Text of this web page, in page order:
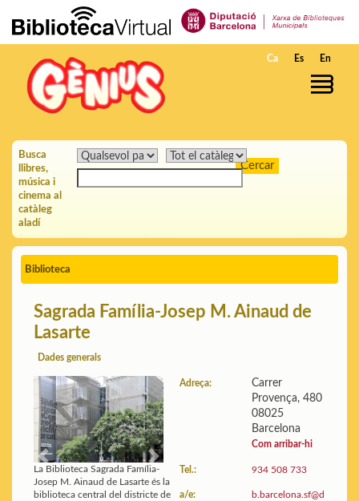
Salta al contingut principal
Ca Es En
Busca
llibres,
música i
cinema al
catàleg
aladí
Biblioteca
Sagrada Família-Josep M. Ainaud de
Lasarte
Dades generals
Previous Next
Edifici:
Plànols i fotos
Estadístiques:
Mostra les
dades
Adreça:
Carrer
Provença, 480
08025
Barcelona
Com arribar-hi
Tel.: 934 508 733
a/e:
b.barcelona.sf@d
La Biblioteca Sagrada Família-
Josep M. Ainaud de Lasarte és la
biblioteca central del districte de